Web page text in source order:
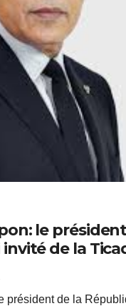
le président
de la
président de la